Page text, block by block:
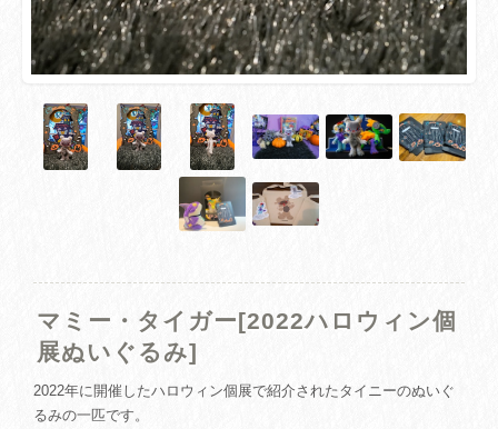
マミー・タイガー[2022ハロウィン個
展ぬいぐるみ]
2022年に開催したハロウィン個展で紹介されたタイニーのぬいぐ
るみの一匹です。